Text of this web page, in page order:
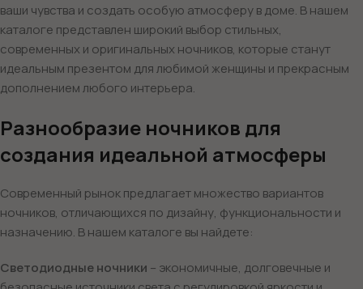
ваши чувства и создать особую атмосферу в доме. В нашем
каталоге представлен широкий выбор стильных,
современных и оригинальных ночников, которые станут
идеальным презентом для любимой женщины и прекрасным
дополнением любого интерьера.
Разнообразие ночников для
создания идеальной атмосферы
Современный рынок предлагает множество вариантов
ночников, отличающихся по дизайну, функциональности и
назначению. В нашем каталоге вы найдете:
Светодиодные ночники – экономичные, долговечные и